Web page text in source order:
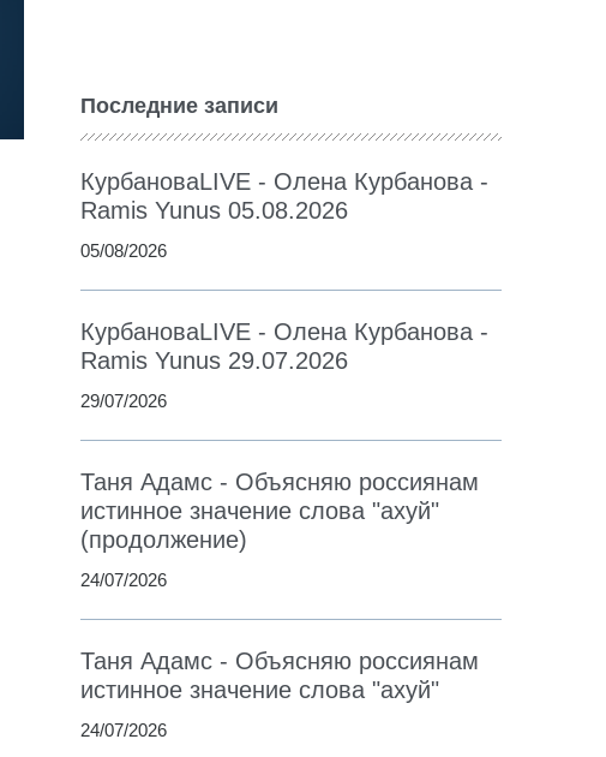
Последние записи
КурбановаLIVE - Олена Курбанова -
Ramis Yunus 05.08.2026
05/08/2026
КурбановаLIVE - Олена Курбанова -
Ramis Yunus 29.07.2026
29/07/2026
Таня Адамс - Объясняю россиянам
истинное значение слова "ахуй"
(продолжение)
24/07/2026
Таня Адамс - Объясняю россиянам
истинное значение слова "ахуй"
24/07/2026